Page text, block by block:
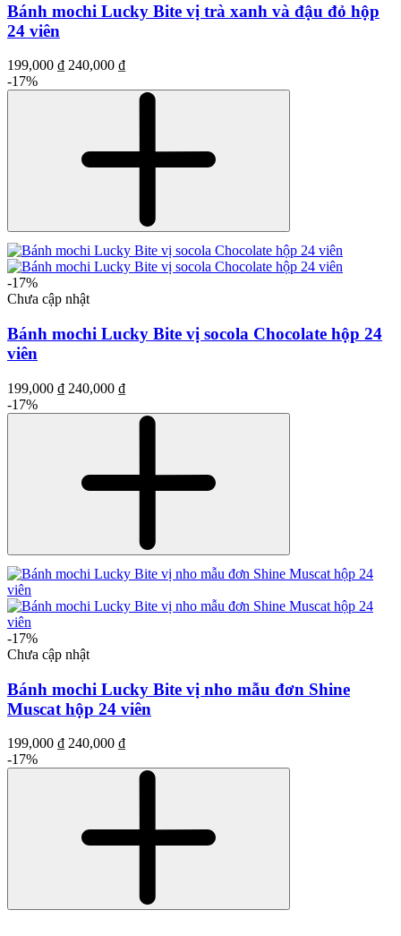
Bánh mochi Lucky Bite vị trà xanh và đậu đỏ hộp
24 viên
199,000 ₫ 240,000 ₫
-17%
-17%
Chưa cập nhật
Bánh mochi Lucky Bite vị socola Chocolate hộp 24
viên
199,000 ₫ 240,000 ₫
-17%
-17%
Chưa cập nhật
Bánh mochi Lucky Bite vị nho mẫu đơn Shine
Muscat hộp 24 viên
199,000 ₫ 240,000 ₫
-17%